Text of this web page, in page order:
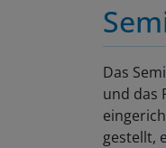
Das
und das
gestellt,